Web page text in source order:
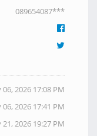
089654087***
06, 2026 17:08 PM
06, 2026 17:41 PM
21, 2026 19:27 PM